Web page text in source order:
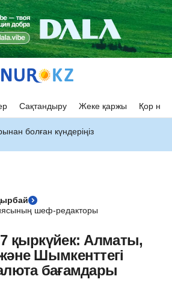
Сақтандыру Жеке қаржы Қор
болған күндеріңіз
шеф-редакторы
қыркүйек: Алматы,
Шымкенттегі
бағамдары